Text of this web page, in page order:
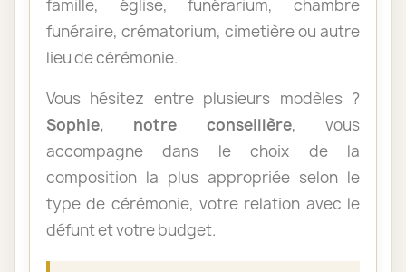
famille, église, funérarium, chambre
funéraire, crématorium, cimetière ou autre
lieu de cérémonie.
Vous hésitez entre plusieurs modèles ?
Sophie, notre conseillère, vous
accompagne dans le choix de la
composition la plus appropriée selon le
type de cérémonie, votre relation avec le
défunt et votre budget.